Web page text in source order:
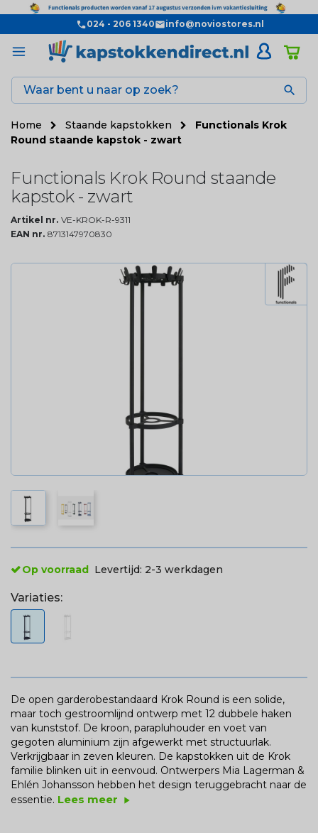
024 - 206 1340 info@noviostores.nl

Home Staande kapstokken
Functionals Krok
Round staande kapstok - zwart
Functionals Krok Round staande
kapstok - zwart
Artikel nr. VE-KROK-R-9311
EAN nr. 8713147970830
Op voorraad Levertijd: 2-3 werkdagen
Variaties:
De open garderobestandaard Krok Round is een solide,
maar toch gestroomlijnd ontwerp met 12 dubbele haken
van kunststof. De kroon, parapluhouder en voet van
gegoten aluminium zijn afgewerkt met structuurlak.
Verkrijgbaar in zeven kleuren. De kapstokken uit de Krok
familie blinken uit in eenvoud. Ontwerpers Mia Lagerman &
Ehlén Johansson hebben het design teruggebracht naar de
essentie. Lees meer play_arrow